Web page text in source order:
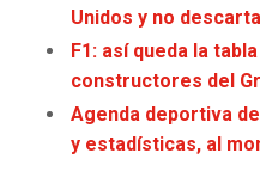
COLTS
MAGIC
Unidos y no
F1: así queda la
constructores del
Agenda deportiva
y estadísticas, al